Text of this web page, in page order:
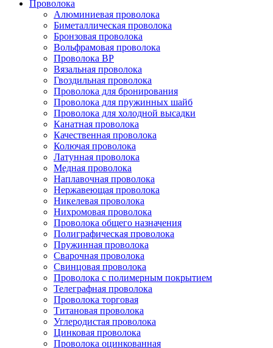
Проволока
Алюминиевая проволока
Биметаллическая проволока
Бронзовая проволока
Вольфрамовая проволока
Проволока ВР
Вязальная проволока
Гвоздильная проволока
Проволока для бронирования
Проволока для пружинных шайб
Проволока для холодной высадки
Канатная проволока
Качественная проволока
Колючая проволока
Латунная проволока
Медная проволока
Наплавочная проволока
Нержавеющая проволока
Никелевая проволока
Нихромовая проволока
Проволока общего назначения
Полиграфическая проволока
Пружинная проволока
Сварочная проволока
Свинцовая проволока
Проволока с полимерным покрытием
Телеграфная проволока
Проволока торговая
Титановая проволока
Углеродистая проволока
Цинковая проволока
Проволока оцинкованная